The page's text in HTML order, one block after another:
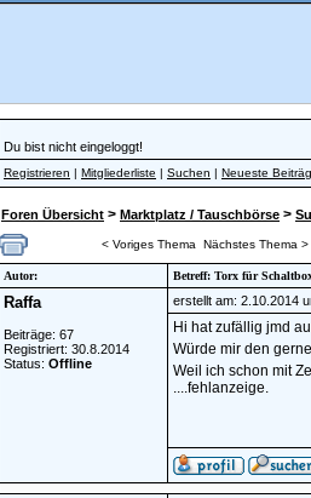
Du bist nicht eingeloggt!
Registrieren | Mitgliederliste | Suchen | Neueste
Foren Übersicht > Marktplatz / Tauschbörse >
< Voriges Thema Nächstes Thema >
Autor: Betreff: Torx für
Raffa
Beiträge: 67
Registriert: 30.8.2014
Status: Offline
erstellt am: 2.10.2014
Hi hat zufällig jmd
Würde mir den
Weil ich schon mit
....fehlanzeige.